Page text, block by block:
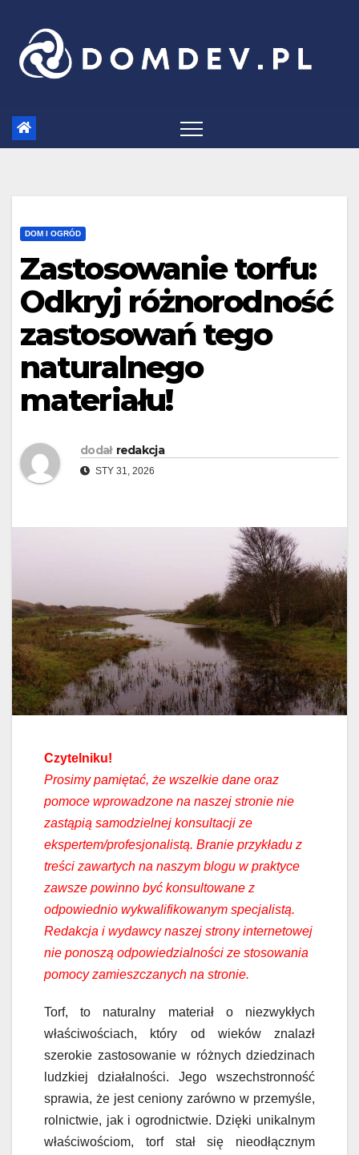
content
DOM I OGRÓD
Zastosowanie torfu:
Odkryj różnorodność
zastosowań tego
naturalnego
materiału!
dodał redakcja
STY 31, 2026
Czytelniku!
Prosimy pamiętać, że wszelkie dane oraz
pomoce wprowadzone na naszej stronie nie
zastąpią samodzielnej konsultacji ze
ekspertem/profesjonalistą. Branie przykładu z
treści zawartych na naszym blogu w praktyce
zawsze powinno być konsultowane z
odpowiednio wykwalifikowanym specjalistą.
Redakcja i wydawcy naszej strony internetowej
nie ponoszą odpowiedzialności ze stosowania
pomocy zamieszczanych na stronie.
Torf, to naturalny materiał o niezwykłych
właściwościach, który od wieków znalazł
szerokie zastosowanie w różnych dziedzinach
ludzkiej działalności. Jego wszechstronność
sprawia, że jest ceniony zarówno w przemyśle,
rolnictwie, jak i ogrodnictwie. Dzięki unikalnym
właściwościom, torf stał się nieodłącznym